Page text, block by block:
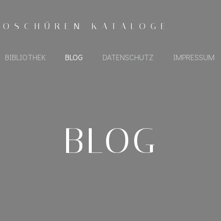
KATALOGE
BIBLIOTHEK BLOG DATENSCHUTZ IMPRESSUM
BLOG